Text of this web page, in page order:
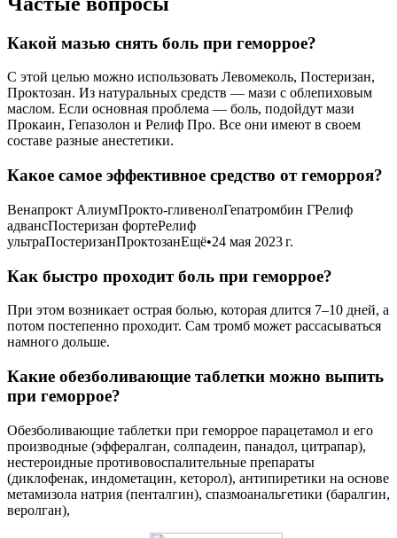
Какой мазью снять боль при геморрое?
С этой целью можно использовать Левомеколь, Постеризан,
Проктозан. Из натуральных средств — мази с облепиховым
маслом. Если основная проблема — боль, подойдут мази
Прокаин, Гепазолон и Релиф Про. Все они имеют в своем
составе разные анестетики.
Какое самое эффективное средство от геморроя?
Венапрокт АлиумПрокто-гливенолГепатромбин ГРелиф
адвансПостеризан фортеРелиф
ультраПостеризанПроктозанЕщё•24 мая 2023 г.
Как быстро проходит боль при геморрое?
При этом возникает острая болью, которая длится 7–10 дней, а
потом постепенно проходит. Сам тромб может рассасываться
намного дольше.
Какие обезболивающие таблетки можно выпить
при геморрое?
Обезболивающие таблетки при геморрое парацетамол и его
производные (эффералган, солпадеин, панадол, цитрапар),
нестероидные противовоспалительные препараты
(диклофенак, индометацин, кеторол), антипиретики на основе
метамизола натрия (пенталгин), спазмоанальгетики (баралгин,
веролган),